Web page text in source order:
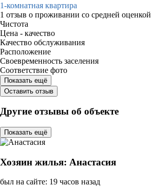
1-комнатная квартира
1 отзыв о проживании со средней оценкой
Чистота
Цена - качество
Качество обслуживания
Расположение
Своевременность заселения
Соответствие фото
Показать ещё
Оставить отзыв
Другие отзывы об объекте
Показать ещё
Хозяин жилья: Анастасия
был на сайте: 19 часов назад